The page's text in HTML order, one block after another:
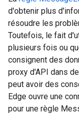
d'obtenir plus
résoudre les
Toutefois, le fait
plusieurs fois ou
consignent des
proxy d'API dans
peut avoir des
Edge ouvre une
pour une règle